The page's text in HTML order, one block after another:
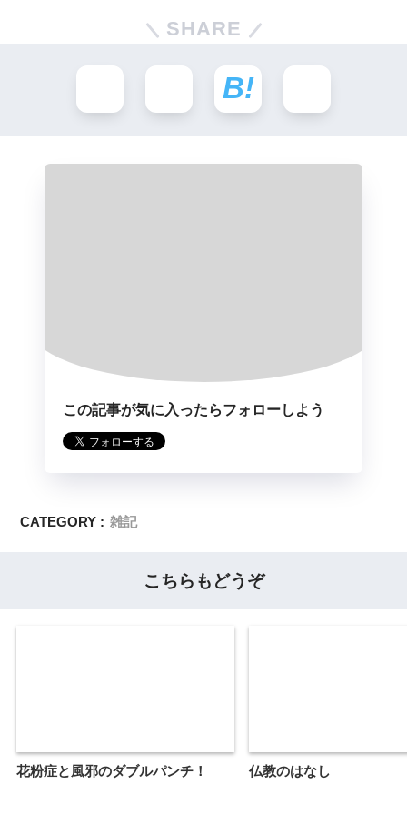
SHARE
この記事が気に入ったらフォローしよう
CATEGORY : 雑記
こちらもどうぞ
花粉症と風邪のダブルパンチ！ 仏教のはなし